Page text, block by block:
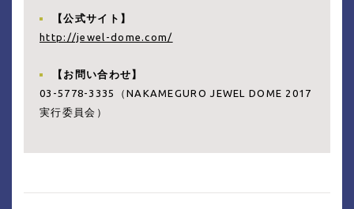
【公式サイト】
http://jewel-dome.com/
【お問い合わせ】
03-5778-3335（NAKAMEGURO JEWEL DOME 2017
実行委員会）